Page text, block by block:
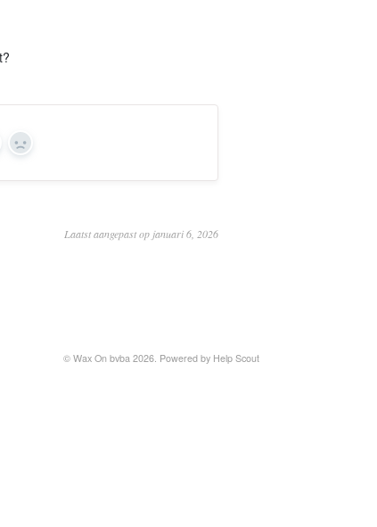
No
Laatst aangepast op januari 6, 2026
© Wax On bvba 2026. Powered by Help Scout